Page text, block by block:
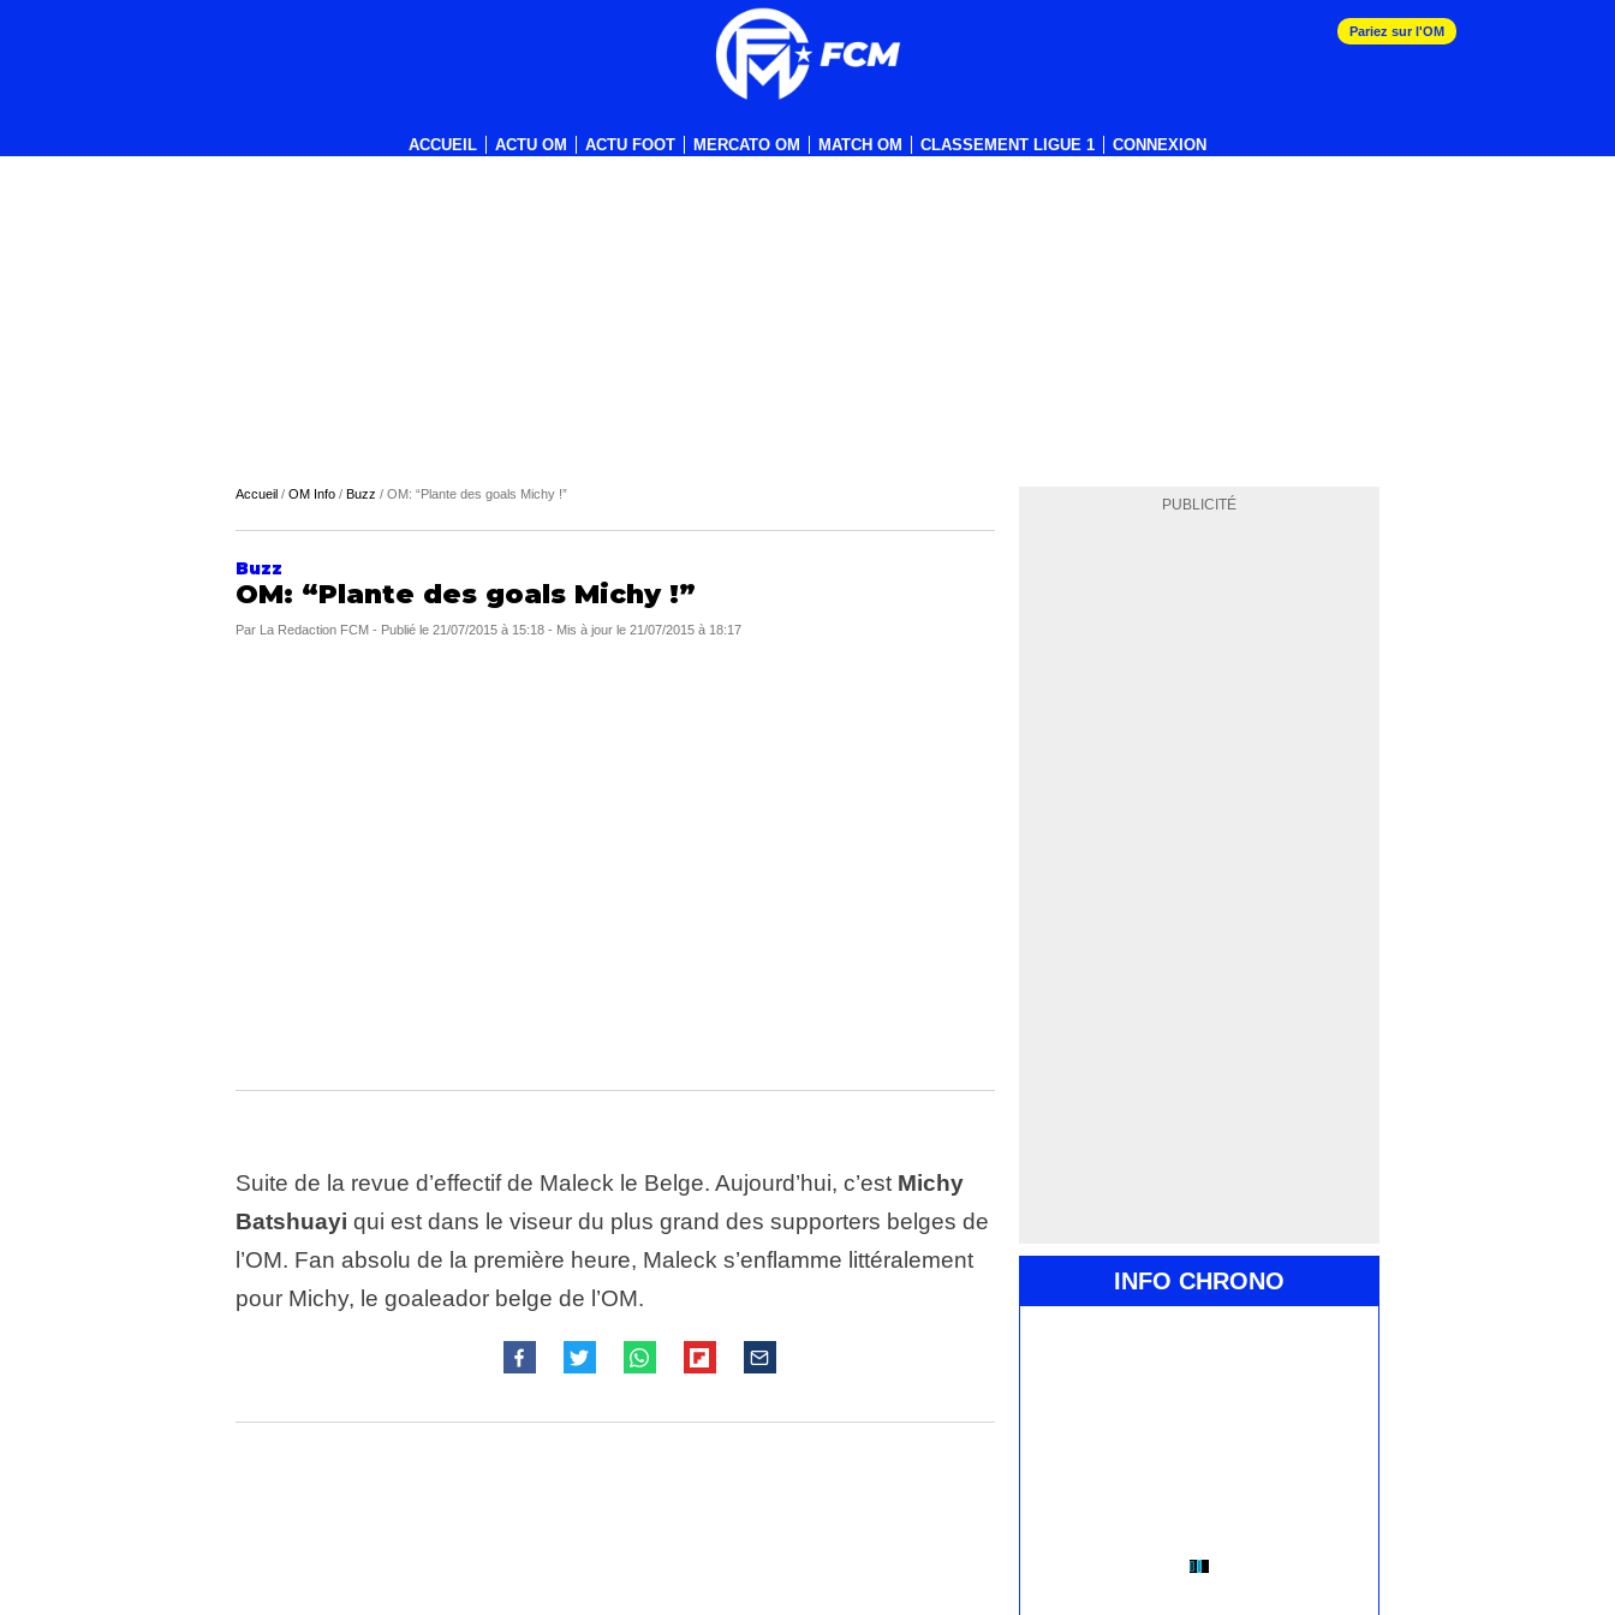
ACCUEIL ACTU OM ACTU FOOT MERCATO OM MATCH OM CLASSEMENT LIGUE 1 CONNEXION
Pariez sur l'OM
PUBLICITÉ
INFO CHRONO
Accueil / OM Info / Buzz / OM: “Plante des goals Michy !”
Buzz
OM: “Plante des goals Michy !”
Par La Redaction FCM - Publié le 21/07/2015 à 15:18 - Mis à jour le 21/07/2015 à 18:17
Suite de la revue d’effectif de Maleck le Belge. Aujourd’hui, c’est Michy
Batshuayi qui est dans le viseur du plus grand des supporters belges de
l’OM. Fan absolu de la première heure, Maleck s’enflamme littéralement
pour Michy, le goaleador belge de l’OM.